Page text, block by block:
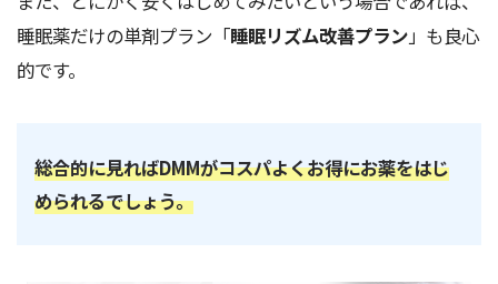
睡眠薬だけの単剤プラン「睡眠リズム改善プラン」も良心
的です。
総合的に見ればDMMがコスパよくお得にお薬をはじ
められるでしょう。